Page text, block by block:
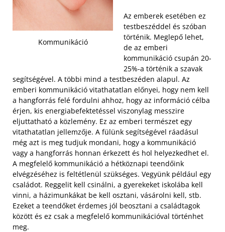
Kommunikáció
Az emberek esetében ez
testbeszéddel és szóban
történik. Meglepő lehet,
de az emberi
kommunikáció csupán 20-
25%-a történik a szavak
segítségével. A többi mind a testbeszéden alapul. Az
emberi kommunikáció vitathatatlan előnyei, hogy nem kell
a hangforrás felé fordulni ahhoz, hogy az információ célba
érjen, kis energiabefektetéssel viszonylag messzire
eljuttatható a közlemény. Ez az emberi természet egy
vitathatatlan jellemzője. A fülünk segítségével ráadásul
még azt is meg tudjuk mondani, hogy a kommunikáció
vagy a hangforrás honnan érkezett és hol helyezkedhet el.
A megfelelő kommunikáció a hétköznapi teendőink
elvégzéséhez is feltétlenül szükséges. Vegyünk például egy
családot. Reggelit kell csinálni, a gyerekeket iskolába kell
vinni, a házimunkákat be kell osztani, vásárolni kell, stb.
Ezeket a teendőket érdemes jól beosztani a családtagok
között és ez csak a megfelelő kommunikációval történhet
meg.